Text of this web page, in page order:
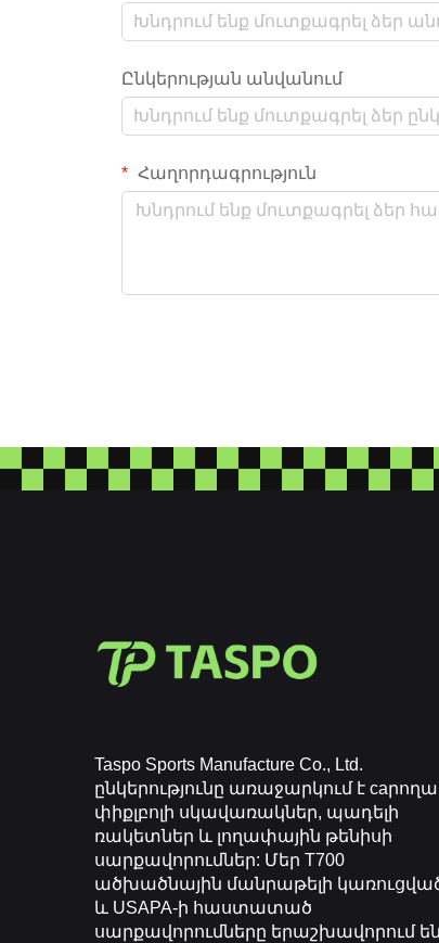
Ընկերության անվանում
Հաղորդագրություն
Taspo Sports Manufacture Co., Ltd.
ընկերությունը առաջարկում է
փիքլբոլի սկավառակներ, պադելի
ռակետներ և լողափային թենիսի
սարքավորումներ: Մեր T700
ածխածնային մանրաթելի
և USAPA-ի հաստատած
սարքավորումները երաշխավորում են